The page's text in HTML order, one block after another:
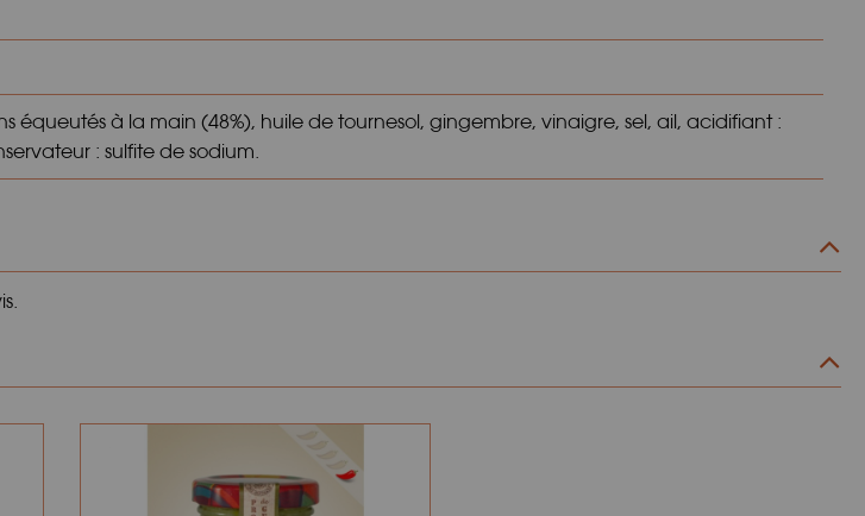
équeutés à la main (48%), huile de tournesol, gingembre, vinaigre, sel, ail, acidifiant :
: sulfite de sodium.